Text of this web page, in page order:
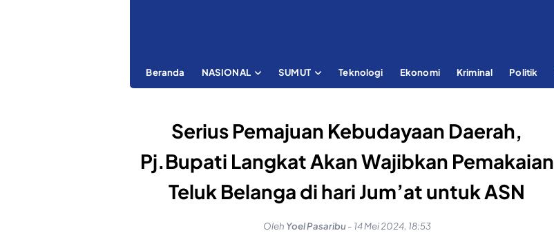
Beranda NASIONAL SUMUT Teknologi Ekonomi Kriminal Politik
Serius Pemajuan Kebudayaan Daerah,
Pj.Bupati Langkat Akan Wajibkan Pemakaian
Teluk Belanga di hari Jum’at untuk ASN
Oleh Yoel Pasaribu - 14 Mei 2024, 18:53